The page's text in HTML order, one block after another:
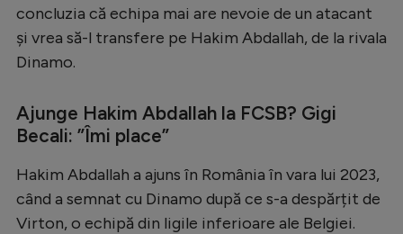
Auto
Rugby
Alte sporturi
JO 2024
JO 2026
concluzia că echipa mai are nevoie de un atacant
și vrea să-l transfere pe Hakim Abdallah, de la rivala
Dinamo.
Ajunge Hakim Abdallah la FCSB? Gigi
Becali: ”Îmi place”
Hakim Abdallah a ajuns în România în vara lui 2023,
când a semnat cu Dinamo după ce s-a despărțit de
Virton, o echipă din ligile inferioare ale Belgiei.